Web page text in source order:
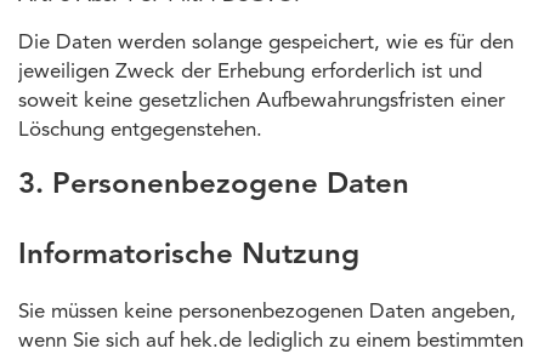
Die Daten werden solange gespeichert, wie es für den
jeweiligen Zweck der Erhebung erforderlich ist und
soweit keine gesetzlichen Aufbewahrungsfristen einer
Löschung entgegenstehen.
3. Personenbezogene Daten
Informatorische Nutzung
Sie müssen keine personenbezogenen Daten angeben,
wenn Sie sich auf hek.de lediglich zu einem bestimmten